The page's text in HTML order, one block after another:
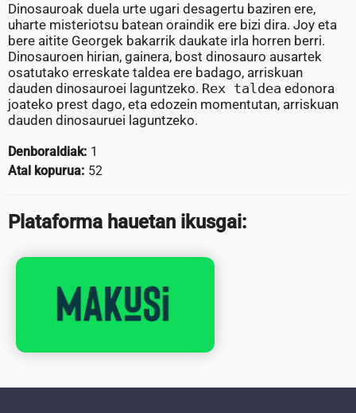
Dinosauroak duela urte ugari desagertu baziren ere,
uharte misteriotsu batean oraindik ere bizi dira. Joy eta
bere aitite Georgek bakarrik daukate irla horren berri.
Dinosauroen hirian, gainera, bost dinosauro ausartek
osatutako erreskate taldea ere badago, arriskuan
dauden dinosauroei laguntzeko. Rex taldea edonora
joateko prest dago, eta edozein momentutan, arriskuan
dauden dinosauruei laguntzeko.
Denboraldiak: 1
Atal kopurua: 52
Plataforma hauetan ikusgai: